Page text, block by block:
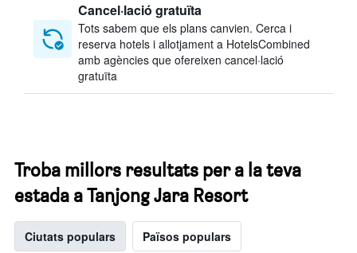
Cancel·lació gratuïta
Tots sabem que els plans canvien. Cerca i
reserva hotels i allotjament a HotelsCombined
amb agències que ofereixen cancel·lació
gratuïta
Troba millors resultats per a la teva
estada a Tanjong Jara Resort
Ciutats populars Països populars